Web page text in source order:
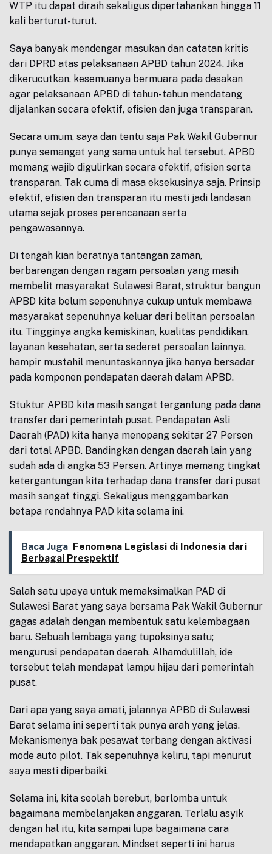
WTP itu dapat diraih sekaligus dipertahankan hingga 11
kali berturut-turut.
Saya banyak mendengar masukan dan catatan kritis
dari DPRD atas pelaksanaan APBD tahun 2024. Jika
dikerucutkan, kesemuanya bermuara pada desakan
agar pelaksanaan APBD di tahun-tahun mendatang
dijalankan secara efektif, efisien dan juga transparan.
Secara umum, saya dan tentu saja Pak Wakil Gubernur
punya semangat yang sama untuk hal tersebut. APBD
memang wajib digulirkan secara efektif, efisien serta
transparan. Tak cuma di masa eksekusinya saja. Prinsip
efektif, efisien dan transparan itu mesti jadi landasan
utama sejak proses perencanaan serta
pengawasannya.
Di tengah kian beratnya tantangan zaman,
berbarengan dengan ragam persoalan yang masih
membelit masyarakat Sulawesi Barat, struktur bangun
APBD kita belum sepenuhnya cukup untuk membawa
masyarakat sepenuhnya keluar dari belitan persoalan
itu. Tingginya angka kemiskinan, kualitas pendidikan,
layanan kesehatan, serta sederet persoalan lainnya,
hampir mustahil menuntaskannya jika hanya bersadar
pada komponen pendapatan daerah dalam APBD.
Stuktur APBD kita masih sangat tergantung pada dana
transfer dari pemerintah pusat. Pendapatan Asli
Daerah (PAD) kita hanya menopang sekitar 27 Persen
dari total APBD. Bandingkan dengan daerah lain yang
sudah ada di angka 53 Persen. Artinya memang tingkat
ketergantungan kita terhadap dana transfer dari pusat
masih sangat tinggi. Sekaligus menggambarkan
betapa rendahnya PAD kita selama ini.
Baca Juga Fenomena Legislasi di Indonesia dari
Berbagai Prespektif
Salah satu upaya untuk memaksimalkan PAD di
Sulawesi Barat yang saya bersama Pak Wakil Gubernur
gagas adalah dengan membentuk satu kelembagaan
baru. Sebuah lembaga yang tupoksinya satu;
mengurusi pendapatan daerah. Alhamdulillah, ide
tersebut telah mendapat lampu hijau dari pemerintah
pusat.
Dari apa yang saya amati, jalannya APBD di Sulawesi
Barat selama ini seperti tak punya arah yang jelas.
Mekanismenya bak pesawat terbang dengan aktivasi
mode auto pilot. Tak sepenuhnya keliru, tapi menurut
saya mesti diperbaiki.
Selama ini, kita seolah berebut, berlomba untuk
bagaimana membelanjakan anggaran. Terlalu asyik
dengan hal itu, kita sampai lupa bagaimana cara
mendapatkan anggaran. Mindset seperti ini harus